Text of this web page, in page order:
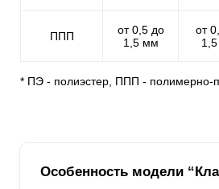
ППП
от 0,5 до
1,5 мм
от
* ПЭ - полиэстер, ППП - полимерно-
Особенность модели